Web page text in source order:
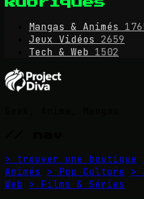
Mangas & Animés
Jeux Vidéos
2659
Tech & Web 1502
> trouver une boutique
Animés
> Pop Culture >
Web > Films & Séries